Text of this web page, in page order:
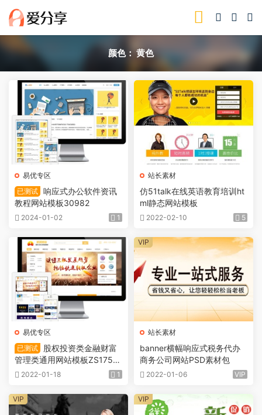
颜色：黄色
易优专区
已测试 响应式办公软件资讯
教程网站模板30982
2024-01-02 1
站长素材
仿51talk在线英语教育培训ht
ml静态网站模板
2022-02-10 5
易优专区
已测试
股权投资类金融财富
管理类通用网站模板ZS1757
6 2022-01-18 1
站长素材
banner横幅响应式税务代办
商务公司网站PSD素材包
2022-01-06 VIP
VIP
VIP VIP